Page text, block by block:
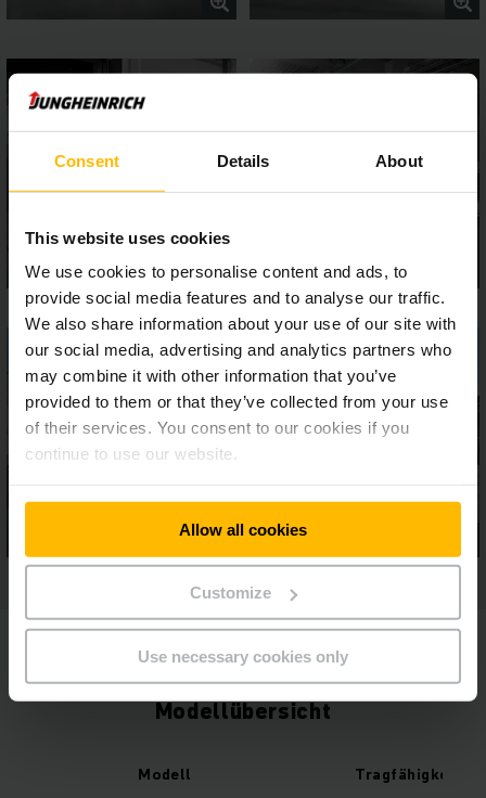
Consent Details About
This website uses cookies
We use cookies to personalise content and ads, to
provide social media features and to analyse our traffic.
We also share information about your use of our site with
our social media, advertising and analytics partners who
may combine it with other information that you’ve
provided to them or that they’ve collected from your use
of their services. You consent to our cookies if you
continue to use our website.
Allow all cookies
Customize
Use necessary cookies only
Modellübersicht
Modell Tragfähigkeit